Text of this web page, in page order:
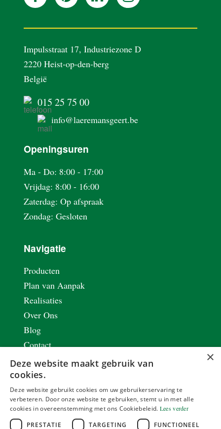
OVER ONS
VACATURES
Impulsstraat 17, Industriezone D
2220 Heist-op-den-berg
België
015 25 75 00
info@laeremansgeert.be
Openingsuren
Ma - Do: 8:00 - 17:00
Vrijdag: 8:00 - 16:00
Zaterdag: Op afspraak
Zondag: Gesloten
Navigatie
Producten
Plan van Aanpak
Realisaties
Over Ons
Blog
Contact
Vacatures
Privacy & Cookie Policy
Renovaties met staal
Stalen schrijnwerk
×
Deze website maakt gebruik van
cookies.
Deze website gebruikt cookies om uw gebruikerservaring te
verbeteren. Door onze website te gebruiken, stemt u in met alle
cookies in overeenstemming met ons Cookiebeleid. Lees verder
PRESTATIE TARGETING FUNCTIONEEL